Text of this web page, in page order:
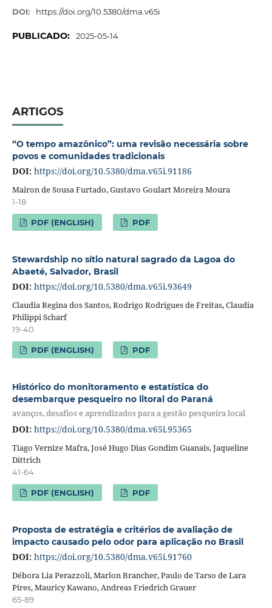
DOI: https://doi.org/10.5380/dma.v65i
PUBLICADO: 2025-05-14
ARTIGOS
“O tempo amazônico”: uma revisão necessária sobre
povos e comunidades tradicionais
DOI: https://doi.org/10.5380/dma.v65i.91186
Mairon de Sousa Furtado, Gustavo Goulart Moreira Moura
1-18
PDF (ENGLISH) PDF
Stewardship no sítio natural sagrado da Lagoa do
Abaeté, Salvador, Brasil
DOI: https://doi.org/10.5380/dma.v65i.93649
Claudia Regina dos Santos, Rodrigo Rodrigues de Freitas, Claudia
Philippi Scharf
19-40
PDF (ENGLISH) PDF
Histórico do monitoramento e estatística do
desembarque pesqueiro no litoral do Paraná
avanços, desafios e aprendizados para a gestão pesqueira local
DOI: https://doi.org/10.5380/dma.v65i.95365
Tiago Vernize Mafra, José Hugo Dias Gondim Guanais, Jaqueline
Dittrich
41-64
PDF (ENGLISH) PDF
Proposta de estratégia e critérios de avaliação de
impacto causado pelo odor para aplicação no Brasil
DOI: https://doi.org/10.5380/dma.v65i.91760
Débora Lia Perazzoli, Marlon Brancher, Paulo de Tarso de Lara
Pires, Mauricy Kawano, Andreas Friedrich Grauer
65-89